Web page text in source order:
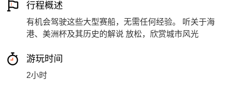
行程概述
有机会驾驶这些大型赛船，无需任何经验。 听关于海
港、美洲杯及其历史的解说 放松，欣赏城市风光
游玩时间
2小时